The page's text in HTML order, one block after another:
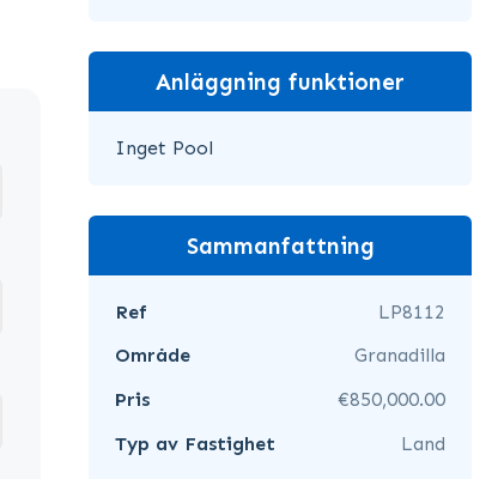
Anläggning funktioner
Inget Pool
Sammanfattning
Ref
LP8112
Område
Granadilla
Pris
€850,000.00
Typ av Fastighet
Land